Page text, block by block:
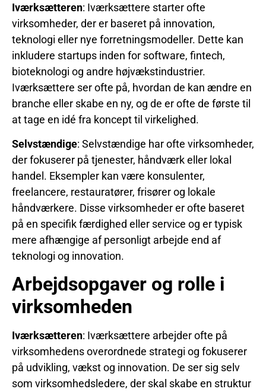
Iværksætteren: Iværksættere starter ofte
virksomheder, der er baseret på innovation,
teknologi eller nye forretningsmodeller. Dette kan
inkludere startups inden for software, fintech,
bioteknologi og andre højvækstindustrier.
Iværksættere ser ofte på, hvordan de kan ændre en
branche eller skabe en ny, og de er ofte de første til
at tage en idé fra koncept til virkelighed.
Selvstændige: Selvstændige har ofte virksomheder,
der fokuserer på tjenester, håndværk eller lokal
handel. Eksempler kan være konsulenter,
freelancere, restauratører, frisører og lokale
håndværkere. Disse virksomheder er ofte baseret
på en specifik færdighed eller service og er typisk
mere afhængige af personligt arbejde end af
teknologi og innovation.
Arbejdsopgaver og rolle i
virksomheden
Iværksætteren: Iværksættere arbejder ofte på
virksomhedens overordnede strategi og fokuserer
på udvikling, vækst og innovation. De ser sig selv
som virksomhedsledere, der skal skabe en struktur